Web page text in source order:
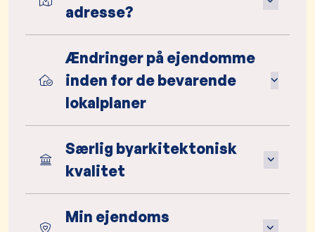
adresse?
Ændringer på ejendomme
inden for de bevarende
lokalplaner
Særlig byarkitektonisk
kvalitet
Min ejendoms